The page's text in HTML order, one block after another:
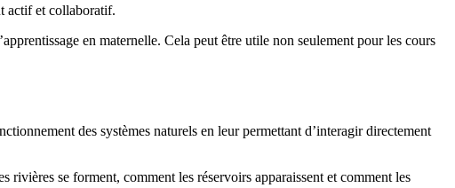
actif et collaboratif.
en maternelle. Cela peut être utile non seulement pour les cours
des systèmes naturels en leur permettant d’interagir directement
rivières se forment, comment les réservoirs apparaissent et comment les